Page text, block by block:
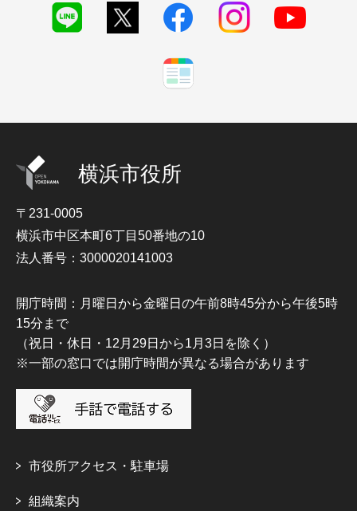
横浜市役所
〒231-0005
横浜市中区本町6丁目50番地の10
法人番号：3000020141003
開庁時間：月曜日から金曜日の午前8時45分から午後5時
15分まで
（祝日・休日・12月29日から1月3日を除く）
※一部の窓口では開庁時間が異なる場合があります
市役所アクセス・駐車場
組織案内